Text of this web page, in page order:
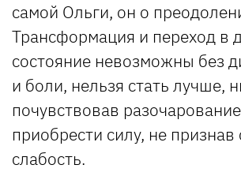
самой Ольги, он о
Трансформация и переход в
состояние невозможны без
и боли, нельзя стать лучше,
почувствовав
приобрести силу, не
слабость.